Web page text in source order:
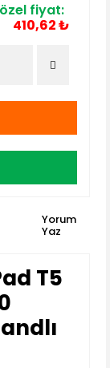
fiyat:
410,62 ₺
Yorum
Yaz
T5